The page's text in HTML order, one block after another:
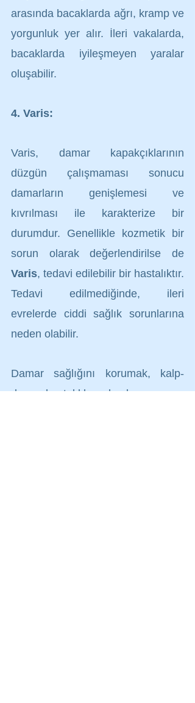
arasında bacaklarda ağrı, kramp ve
yorgunluk yer alır. İleri vakalarda,
bacaklarda iyileşmeyen yaralar
oluşabilir.
4. Varis:
Varis, damar kapakçıklarının
düzgün çalışmaması sonucu
damarların genişlemesi ve
kıvrılması ile karakterize bir
durumdur. Genellikle kozmetik bir
Varis, tedavi edilebilir bir hastalıktır.
Tedavi edilmediğinde, ileri
evrelerde ciddi sağlık sorunlarına
neden olabilir.
Damar sağlığını korumak, kalp-
damar hastalıklarından korunmanın